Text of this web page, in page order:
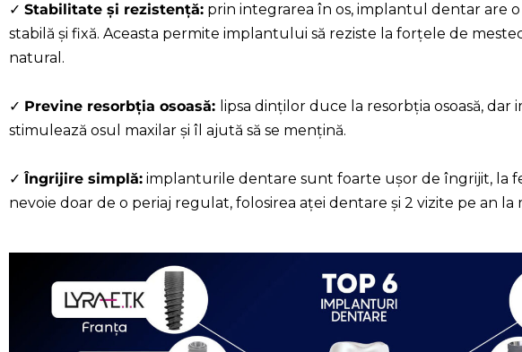
✓ Stabilitate și rezistență: prin integrarea în os, implantul dentar are
stabilă și fixă. Aceasta permite implantului să reziste la forțele de
natural.
✓ Previne resorbția osoasă: lipsa dinților duce la resorbția osoasă,
stimulează osul maxilar și îl ajută să se mențină.
✓Îngrijire simplă: implanturile dentare sunt foarte ușor de îngrijit, la
nevoie doar de o periaj regulat, folosirea aței dentare și 2 vizite pe an